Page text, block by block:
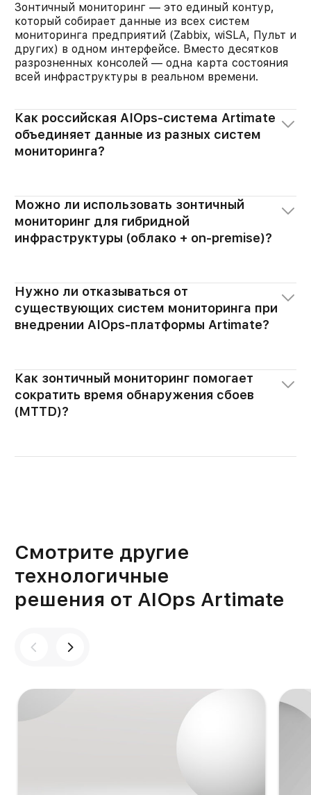
Зонтичный мониторинг — это единый контур,
который собирает данные из всех систем
мониторинга предприятий (Zabbix, wiSLA, Пульт и
других) в одном интерфейсе. Вместо десятков
разрозненных консолей — одна карта состояния
всей инфраструктуры в реальном времени.
Как российская AIOps-система Artimate
объединяет данные из разных систем
мониторинга?
Можно ли использовать зонтичный
мониторинг для гибридной
инфраструктуры (облако + on-premise)?
Нужно ли отказываться от
существующих систем мониторинга при
внедрении AIOps-платформы Artimate?
Как зонтичный мониторинг помогает
сократить время обнаружения сбоев
(MTTD)?
Смотрите другие
технологичные
решения от AIOps Artimate